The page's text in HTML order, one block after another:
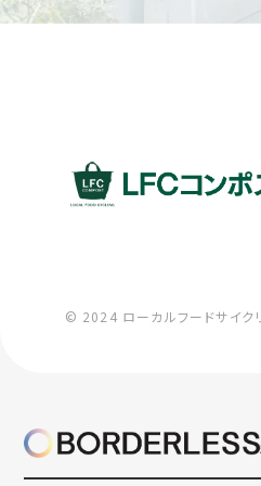
© 2024 ローカルフードサイク